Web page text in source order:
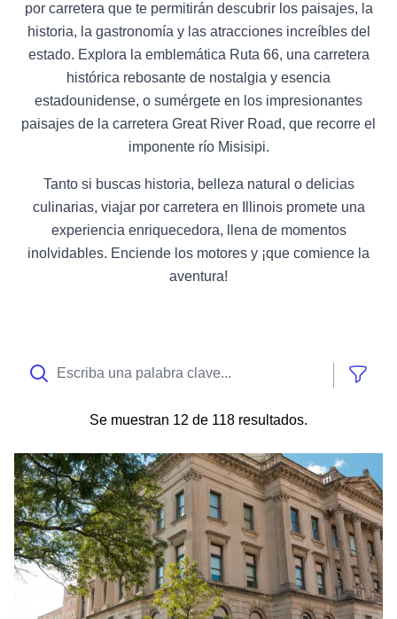
por carretera que te permitirán descubrir los paisajes, la
historia, la gastronomía y las atracciones increíbles del
estado. Explora la emblemática Ruta 66, una carretera
histórica rebosante de nostalgia y esencia
estadounidense, o sumérgete en los impresionantes
paisajes de la carretera Great River Road, que recorre el
imponente río Misisipi.
Tanto si buscas historia, belleza natural o delicias
culinarias, viajar por carretera en Illinois promete una
experiencia enriquecedora, llena de momentos
inolvidables. Enciende los motores y ¡que comience la
aventura!
Se muestran 12 de 118 resultados.
Bienvenido a tu ruta por carretera «America 250» a través